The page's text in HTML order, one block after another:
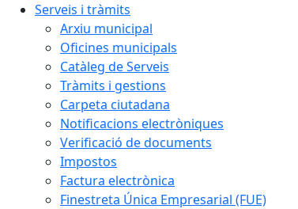
Serveis i tràmits
Arxiu municipal
Oficines municipals
Catàleg de Serveis
Tràmits i gestions
Carpeta ciutadana
Notificacions electròniques
Verificació de documents
Impostos
Factura electrònica
Finestreta Única Empresarial (FUE)